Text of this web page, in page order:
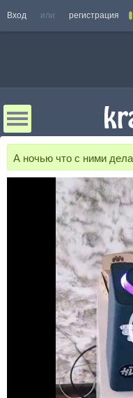
Вход или регистрация
А ночью что с ними